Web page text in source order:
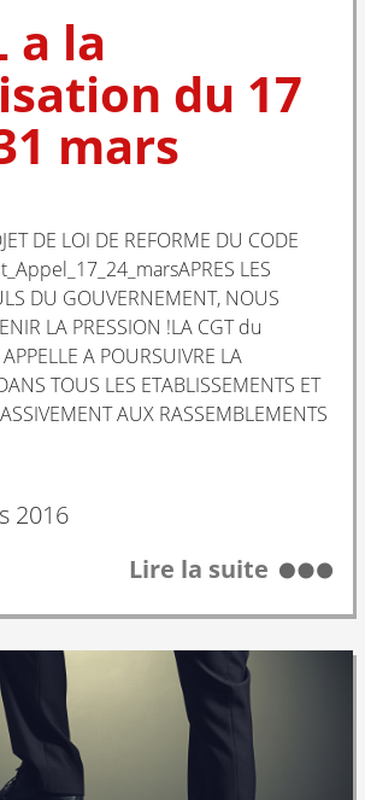
a la
du 17
mars
DE LOI DE REFORME DU CODE
LES
DU GOUVERNEMENT, NOUS
LA PRESSION !LA CGT du
A POURSUIVRE LA
TOUS LES ETABLISSEMENTS ET
AUX RASSEMBLEMENTS
2016
Lire la suite